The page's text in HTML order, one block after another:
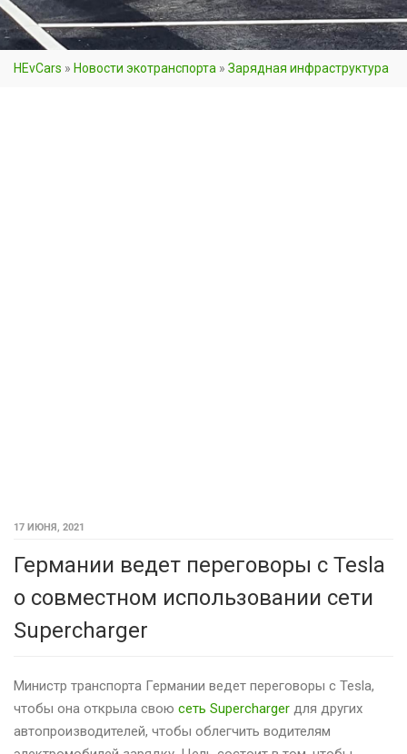
HEvCars » Новости экотранспорта » Зарядная инфраструктура
17 ИЮНЯ, 2021
Германии ведет переговоры с Tesla
о совместном использовании сети
Supercharger
Министр транспорта Германии ведет переговоры с Tesla,
чтобы она открыла свою сеть Supercharger для других
автопроизводителей, чтобы облегчить водителям